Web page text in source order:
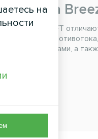
BreezMe FT
фильтрами, а
м3/ч
на